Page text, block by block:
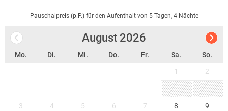
Pauschalpreis (p.P.) für den Aufenthalt von 5 Tagen, 4 Nächte
August 2026
Mo. Di. Mi. Do. Fr. Sa. So.
1 2
3 4 5 6 7 8 9